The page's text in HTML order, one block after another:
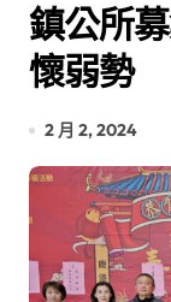
鎮公所
懷弱勢
2 月 2, 2024